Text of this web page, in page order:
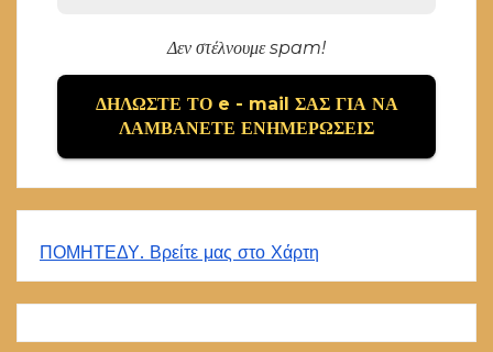
Δεν στέλνουμε spam!
ΠΟΜΗΤΕΔΥ. Βρείτε μας στο Χάρτη